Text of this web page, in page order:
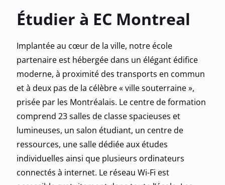
Étudier à EC Montreal
Implantée au cœur de la ville, notre école
partenaire est hébergée dans un élégant édifice
moderne, à proximité des transports en commun
et à deux pas de la célèbre « ville souterraine »,
prisée par les Montréalais. Le centre de formation
comprend 23 salles de classe spacieuses et
lumineuses, un salon étudiant, un centre de
ressources, une salle dédiée aux études
individuelles ainsi que plusieurs ordinateurs
connectés à internet. Le réseau Wi-Fi est